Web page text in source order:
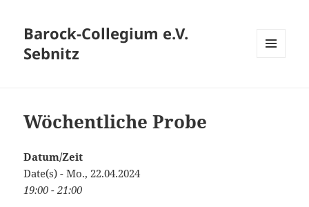
Barock-Collegium e.V.
Sebnitz
Wöchentliche Probe
Datum/Zeit
Date(s) - Mo., 22.04.2024
19:00 - 21:00